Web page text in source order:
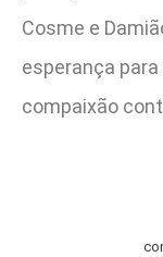
Cosme e
esperança
compaixão